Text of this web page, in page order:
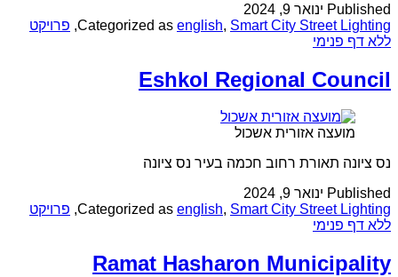
Published ינואר 9, 2024
Categorized as english, Smart City Street Lighting
, פרויקט
ללא דף פנימי
Eshkol Regional Council
מועצה אזורית אשכול
נס ציונה תאורת רחוב חכמה בעיר נס ציונה
Published ינואר 9, 2024
Categorized as english, Smart City Street Lighting
, פרויקט
ללא דף פנימי
Ramat Hasharon Municipality